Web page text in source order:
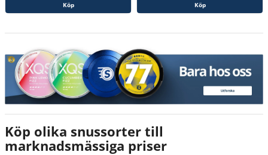
Köp Köp
Köp olika snussorter till
marknadsmässiga priser